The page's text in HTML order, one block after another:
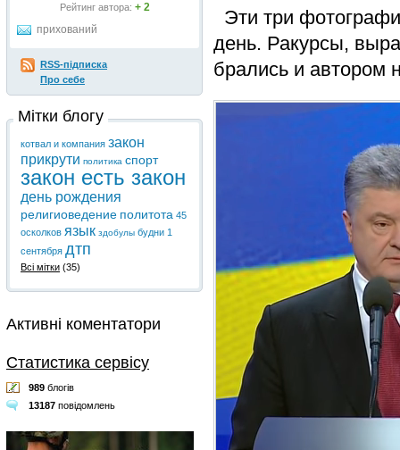
Эти три
день. Ракурсы,
брались и автором
Рейтинг автора: + 2
прихований
RSS-підписка
Про себе
Мітки блогу
котвал и компания закон
прикрути политика спорт
закон есть закон
день рождения
религиоведение политота 45
осколков язык здобулы будни 1
сентября дтп
Всі мітки (35)
Активні коментатори
Статистика сервісу
989 блогів
13187 повідомлень